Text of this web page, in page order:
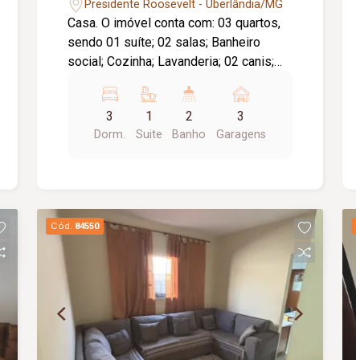
Presidente Roosevelt - Uberlândia/MG
Casa. O imóvel conta com: 03 quartos,
sendo 01 suíte; 02 salas; Banheiro
social; Cozinha; Lavanderia; 02 canis;
amplo com excelente potencial de
aproveitamento; Localização
privilegiada, próxima a supermercado,
3
Dorm.
1
Suite
2
Banho
3
Garagens
Cód. 84550